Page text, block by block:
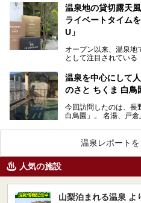
温泉地の貸切露天
ライベートタイム
U」
オープン以来、温泉地
として注目されている
温泉を中心にして
のさと ちくま 白鳥
今回訪問したのは、長
白鳥園」。 名湯、戸倉
温泉レポート
人気の施設
山梨泊まれる温泉 よ